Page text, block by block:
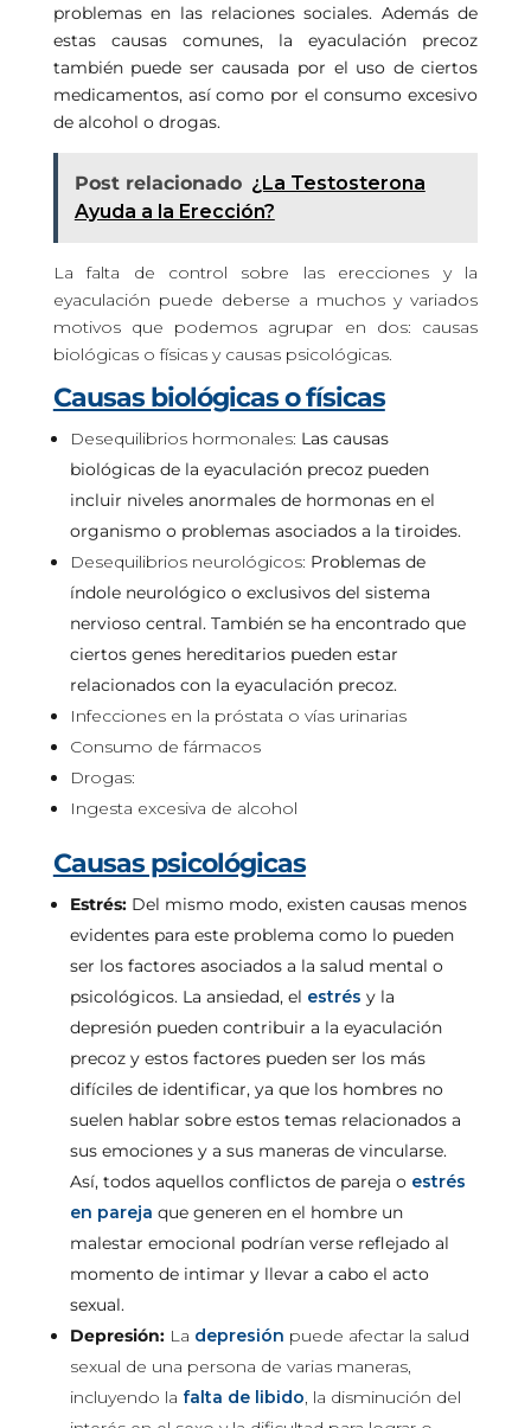
problemas en las relaciones sociales. Además de
estas causas comunes, la eyaculación precoz
también puede ser causada por el uso de ciertos
medicamentos, así como por el consumo excesivo
de alcohol o drogas.
Post relacionado ¿La Testosterona
Ayuda a la Erección?
La falta de control sobre las erecciones y la
eyaculación puede deberse a muchos y variados
motivos que podemos agrupar en dos: causas
biológicas o físicas y causas psicológicas.
Causas biológicas o físicas
Desequilibrios hormonales: Las causas
biológicas de la eyaculación precoz pueden
incluir niveles anormales de hormonas en el
organismo o problemas asociados a la tiroides.
Desequilibrios neurológicos: Problemas de
índole neurológico o exclusivos del sistema
nervioso central. También se ha encontrado que
ciertos genes hereditarios pueden estar
relacionados con la eyaculación precoz.
Infecciones en la próstata o vías urinarias
Consumo de fármacos
Drogas:
Ingesta excesiva de alcohol
Causas psicológicas
Estrés: Del mismo modo, existen causas menos
evidentes para este problema como lo pueden
ser los factores asociados a la salud mental o
psicológicos. La ansiedad, el estrés y la
depresión pueden contribuir a la eyaculación
precoz y estos factores pueden ser los más
difíciles de identificar, ya que los hombres no
suelen hablar sobre estos temas relacionados a
sus emociones y a sus maneras de vincularse.
Así, todos aquellos conflictos de pareja o estrés
en pareja que generen en el hombre un
malestar emocional podrían verse reflejado al
momento de intimar y llevar a cabo el acto
sexual.
Depresión:La depresión puede afectar la salud
sexual de una persona de varias maneras,
incluyendo la falta de libido, la disminución del